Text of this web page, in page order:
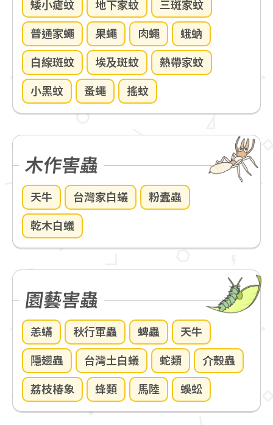
矮小瘧蚊 地下家蚊
三斑家蚊
普通家蠅
果蠅 肉蠅
蛾蚋
白線斑蚊
埃及斑蚊
熱帶家蚊
小黑蚊
蚤蠅 搖蚊
木作害蟲
天牛 台灣家白蟻
粉蠹蟲
乾木白蟻
園藝害蟲
恙蟎 秋行軍蟲 蜱蟲
天牛
隱翅蟲
台灣土白蟻 蛇類
介殼蟲
荔枝椿象
蜂類 馬陸 蜈蚣